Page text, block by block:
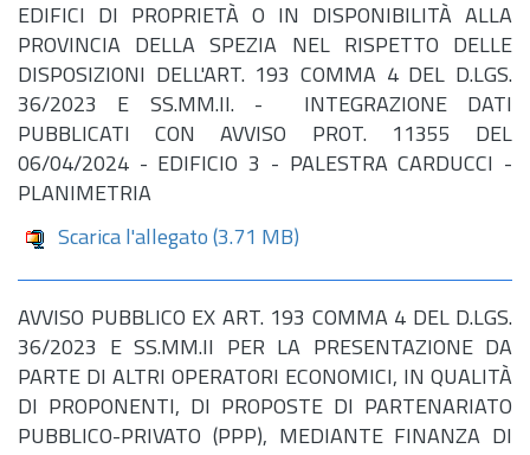
EDIFICI DI PROPRIETÀ O IN DISPONIBILITÀ ALLA
PROVINCIA DELLA SPEZIA NEL RISPETTO DELLE
DISPOSIZIONI DELL'ART. 193 COMMA 4 DEL D.LGS.
36/2023 E SS.MM.II. - INTEGRAZIONE DATI
PUBBLICATI CON AVVISO PROT. 11355 DEL
06/04/2024 - EDIFICIO 3 - PALESTRA CARDUCCI -
PLANIMETRIA
Scarica l'allegato (3.71 MB)
AVVISO PUBBLICO EX ART. 193 COMMA 4 DEL D.LGS.
36/2023 E SS.MM.II PER LA PRESENTAZIONE DA
PARTE DI ALTRI OPERATORI ECONOMICI, IN QUALITÀ
DI PROPONENTI, DI PROPOSTE DI PARTENARIATO
PUBBLICO-PRIVATO (PPP), MEDIANTE FINANZA DI